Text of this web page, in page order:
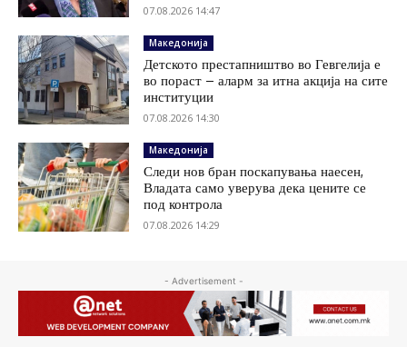
07.08.2026 14:47
Македонија
Детското престапништво во Гевгелија е
во пораст – аларм за итна акција на сите
институции
07.08.2026 14:30
Македонија
Следи нов бран поскапувања наесен,
Владата само уверува дека цените се
под контрола
07.08.2026 14:29
- Advertisement -